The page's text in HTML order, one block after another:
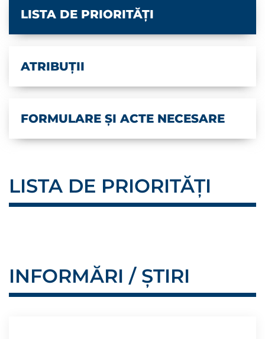
LISTA DE PRIORITĂȚI
ATRIBUȚII
FORMULARE ȘI ACTE NECESARE
LISTA DE PRIORITĂȚI
INFORMĂRI / ȘTIRI